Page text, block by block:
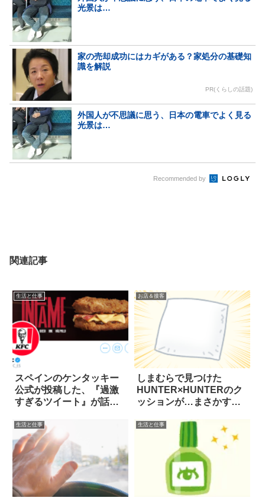
光景は…
家の売却成功にはカギがある？家処分の基礎知
識を解説
PR(くらしの話題)
外国人が不思議に思う、日本の電車でよく見る
光景は…
Recommended by
関連記事
生活と仕事
スペインのケンタッキー
公式が投稿した、『過激
すぎるツイート』が話
お店＆接客
しまむらで見つけた
HUNTER×HUNTERのク
ッションが…まさかすぎ
生活と仕事 生活と仕事